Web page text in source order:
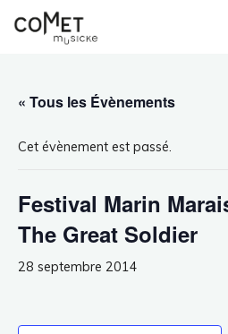
Festival Marin Marais – T.
« Tous les Évènements
Cet évènement est passé.
Festival Marin
The Great Soldier
28 septembre 2014